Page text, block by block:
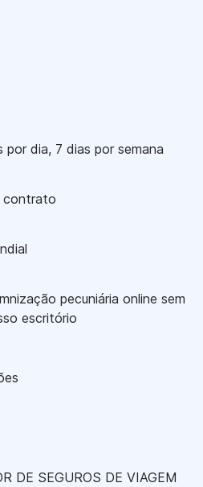
dia, 7 dias por semana
contrato
pecuniária online sem
escritório
DE SEGUROS DE VIAGEM